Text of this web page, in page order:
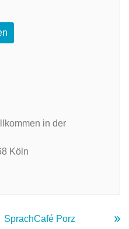
in der
Köln
SprachCafé Porz